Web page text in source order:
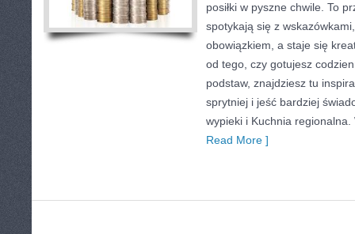
posiłki w pyszne chwile. To
spotykają się z
obowiązkiem, a staje się
od tego, czy gotujesz
podstaw, znajdziesz tu
sprytniej i jeść bardziej
wypieki i Kuchnia
Read More ]